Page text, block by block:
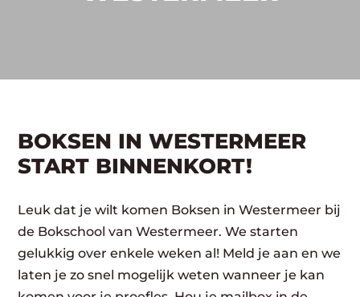
BOKSEN IN WESTERMEER
START BINNENKORT!
Leuk dat je wilt komen Boksen in Westermeer bij
de Bokschool van Westermeer. We starten
gelukkig over enkele weken al! Meld je aan en we
laten je zo snel mogelijk weten wanneer je kan